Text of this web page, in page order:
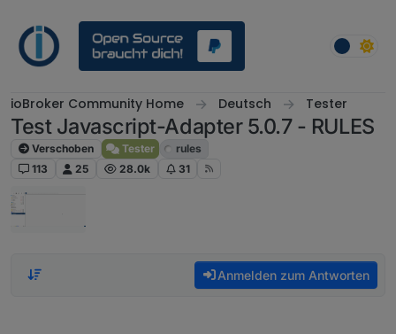
ioBroker Community Home Deutsch Tester
Test Javascript-Adapter 5.0.7 - RULES
Verschoben Tester
rules
113
25 28.0k 31
Anmelden zum Antworten